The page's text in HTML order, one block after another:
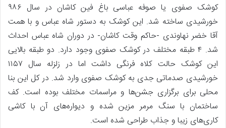
کوشک صفوی یا صوفه عباسی باغ فین کاشان در سال ۹۸۶
خورشیدی ساخته شد. این کوشک به دستور شاه عباس و با همت
آقا خضر نهاوندی -حاکم وقت کاشان- در دوران شاه عباس احداث
شد. ۴ طبقه مختلف در کوشک صفوی وجود دارد. دو طبقه بالایی
این کوشک حالت کلاه فرنگی داشت اما در زلزله سال ۱۱۵۷
خورشیدی صدماتی جدی به کوشک صفوی وارد شد. در کل این بنا
محلی برای برگزاری جشن‌ها و مراسمات مختلف بوده است. کف
ساختمان با سنگ مرمر مزین شده و دیواره‌های آن با کاشی‌
کاری‌های زیبا و جذاب طراحی شده است.